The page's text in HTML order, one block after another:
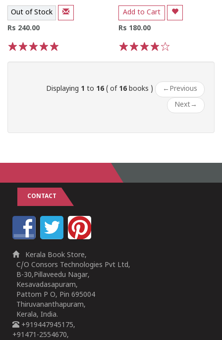
Out of Stock
Rs 240.00
Add to Cart
Rs 180.00
Displaying 1 to 16 ( of 16 books ) ← Previous
Next→
CONTACT
Kerala Book Store,
C/O Consors Technologies Pvt Ltd,
B-30,Pillaveedu Nagar,
Kesavadasapuram,
Pattom P O, Pin 695004
Thiruvananthapuram,
Kerala, India.
+919447945175,
+91471-2554670,